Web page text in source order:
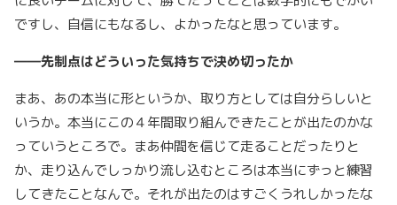
ですし、自信にもなるし、よかったなと思っています。
――先制点はどういった気持ちで決め切ったか
まあ、あの本当に形というか、取り方としては自分らしいと
いうか。本当にこの４年間取り組んできたことが出たのかな
っていうところで。まあ仲間を信じて走ることだったりと
か、走り込んでしっかり流し込むところは本当にずっと練習
してきたことなんで。それが出たのはすごくうれしかったな